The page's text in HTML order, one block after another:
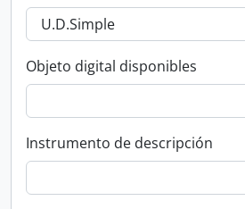
Objeto digital disponibles
Instrumento de descripción